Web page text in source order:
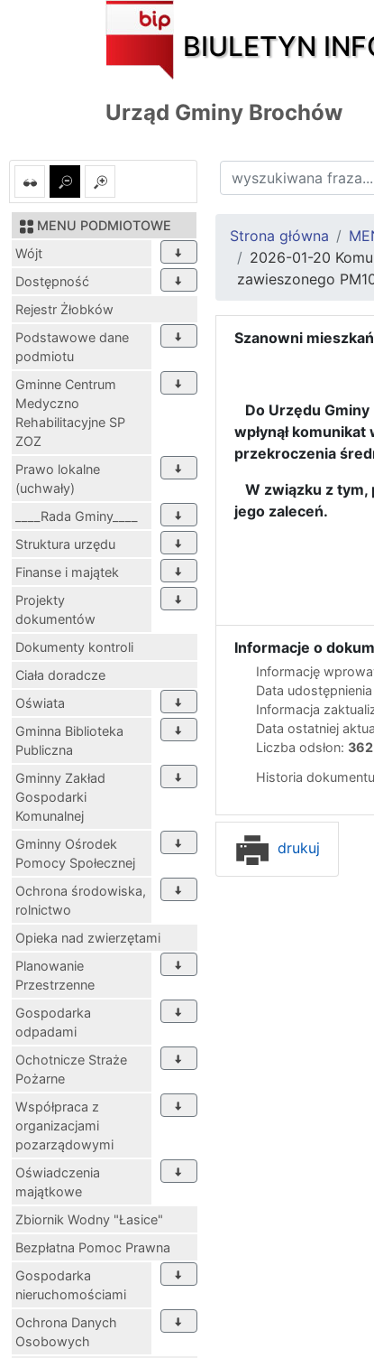
BIULETYN
Urząd Gminy Brochów
MENU PODMIOTOWE
Wójt
Dostępność
Rejestr Żłobków
Podstawowe dane
podmiotu
Gminne Centrum
Medyczno
Rehabilitacyjne SP
ZOZ
Prawo lokalne
(uchwały)
____Rada Gminy____
Struktura urzędu
Finanse i majątek
Projekty
dokumentów
Dokumenty kontroli
Ciała doradcze
Oświata
Gminna Biblioteka
Publiczna
Gminny Zakład
Gospodarki
Komunalnej
Gminny Ośrodek
Pomocy Społecznej
Ochrona środowiska,
rolnictwo
Opieka nad zwierzętami
Planowanie
Przestrzenne
Gospodarka
odpadami
Ochotnicze Straże
Pożarne
Współpraca z
organizacjami
pozarządowymi
Oświadczenia
majątkowe
Zbiornik Wodny "Łasice"
Bezpłatna Pomoc Prawna
Gospodarka
nieruchomościami
Ochrona Danych
Osobowych
Strona główna
2026-01-20
zawieszonego
Szanowni
Do Urzędu
wpłynął
przekroczenia
W związku z tym,
jego zaleceń.
Informacje o
Informację
Data
Informacja
Data ostatniej
Liczba odsłon: 362
Historia
drukuj